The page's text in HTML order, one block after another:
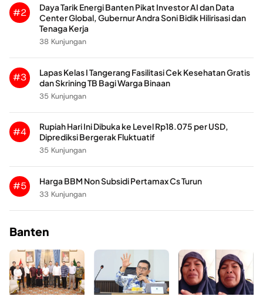
#2
Daya Tarik Energi Banten Pikat Investor AI dan Data
Center Global, Gubernur Andra Soni Bidik Hilirisasi dan
Tenaga Kerja
38 Kunjungan
#3
Lapas Kelas I Tangerang Fasilitasi Cek Kesehatan Gratis
dan Skrining TB Bagi Warga Binaan
35 Kunjungan
#4
Rupiah Hari Ini Dibuka ke Level Rp18.075 per USD,
Diprediksi Bergerak Fluktuatif
35 Kunjungan
#5
Harga BBM Non Subsidi Pertamax Cs Turun
33 Kunjungan
Banten